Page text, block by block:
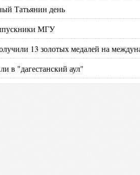
Татьянин день
МГУ
13 золотых медалей на
в "дагестанский аул"